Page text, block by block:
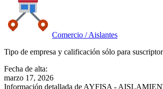
Comercio / Aislantes
Tipo de empresa y calificación sólo para
Fecha de alta:
marzo 17, 2026
Información detallada de AYFISA -